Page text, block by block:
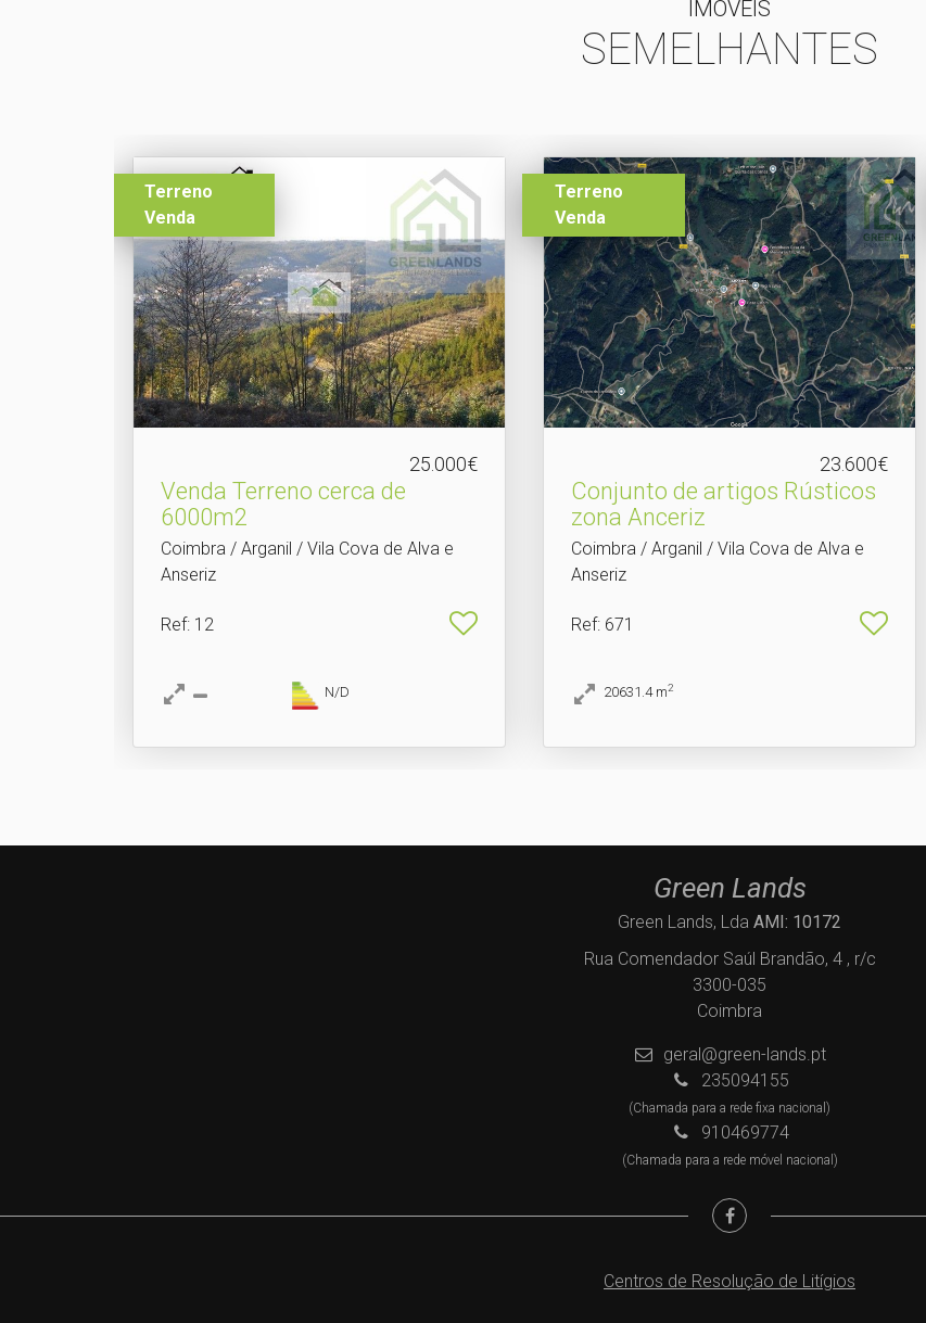
IMÓVEIS
SEMELHANTES
Terreno
Venda
25.000€
Venda Terreno cerca de
6000m2
Coimbra / Arganil / Vila Cova de Alva e
Anseriz
Ref: 12
N/D
Terreno
Venda
23.600€
Conjunto de artigos Rústicos
zona Anceriz
Coimbra / Arganil / Vila Cova de Alva e
Anseriz
Ref: 671
20631.4 m2
Green Lands
Green Lands, Lda AMI: 10172
Rua Comendador Saúl Brandão, 4 , r/c
3300-035
Coimbra
geral@green-lands.pt
235094155
(Chamada para a rede fixa nacional)
910469774
(Chamada para a rede móvel nacional)
Centros de Resolução de Litígios